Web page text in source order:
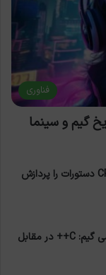
فناوری
گیم و سینما
معماری رایانه: چطور یک CPU دستورات را پردازش
مقایسه زبان‌های برنامه‌نویسی گیم: C++ در مقابل